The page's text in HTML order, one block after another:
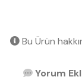
Bu Ürün
Yorum